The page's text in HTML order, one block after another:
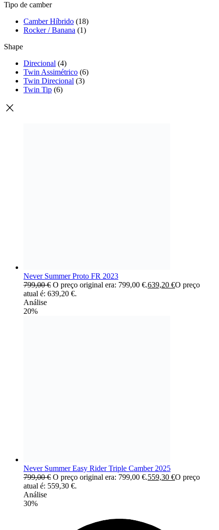
Tipo de camber
Camber Híbrido (18)
Rocker / Banana (1)
Shape
Direcional (4)
Twin Assimétrico (6)
Twin Direcional (3)
Twin Tip (6)
Never Summer Proto FR 2023
799,00€ O preço original era: 799,00 €.639,20 €O preço
atual é: 639,20 €.
Análise
20%
Never Summer Easy Rider Triple Camber 2025
799,00€ O preço original era: 799,00 €.559,30 €O preço
atual é: 559,30 €.
Análise
30%